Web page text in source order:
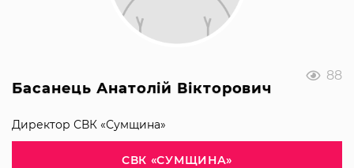
88
Басанець Анатолій Вікторович
Директор СВК «Сумщина»
СВК «СУМЩИНА»